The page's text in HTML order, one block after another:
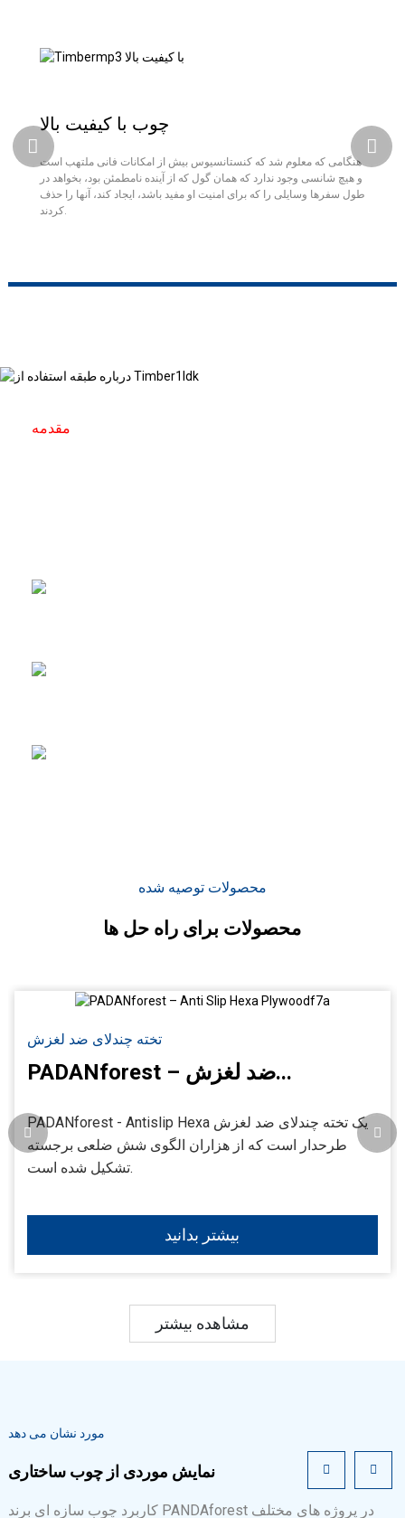
چوب با کیفیت بالا
هنگامی که معلوم شد که کنستانسیوس بیش از امکانات فانی ملتهب است
و هیچ شانسی وجود ندارد که همان گول که از آینده نامطمئن بود، بخواهد در
طول سفرها وسایلی را که برای امنیت او مفید باشد، ایجاد کند، آنها را حذف
کردند.
مقدمه
محصولات توصیه شده
محصولات برای راه حل ها
تخته چندلای ضد لغزش
PADANforest – ضد لغزش...
PADANforest - Antislip Hexa یک تخته چندلای ضد لغزش
طرحدار است که از هزاران الگوی شش ضلعی برجسته
تشکیل شده است.
بیشتر بدانید
مشاهده بیشتر
مورد نشان می دهد
نمایش موردی از چوب ساختاری
کاربرد چوب سازه ای برند PANDAforest در پروژه های مختلف